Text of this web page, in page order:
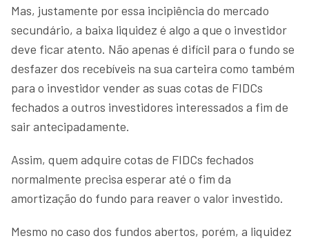
Mas, justamente por essa incipiência do mercado
secundário, a baixa liquidez é algo a que o investidor
deve ficar atento. Não apenas é difícil para o fundo se
desfazer dos recebíveis na sua carteira como também
para o investidor vender as suas cotas de FIDCs
fechados a outros investidores interessados a fim de
sair antecipadamente.
Assim, quem adquire cotas de FIDCs fechados
normalmente precisa esperar até o fim da
amortização do fundo para reaver o valor investido.
Mesmo no caso dos fundos abertos, porém, a liquidez